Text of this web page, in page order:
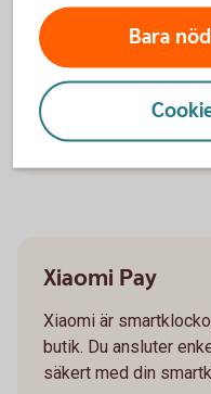
in ditt kortnummer
kort du vill ansluta,
Gäller endast för
Mastercard Click to
Xiaomi Pay
Xiaomi är
butik. Du ansluter
säkert med din
Bara